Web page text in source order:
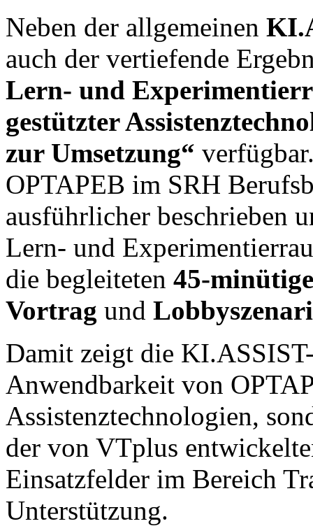
Neben der allgemeinen
auch der vertiefende
Lern- und
gestützter
zur Umsetzung“
OPTAPEB im SRH
ausführlicher beschrieben
Lern- und
die begleiteten 45-
Vortrag und
Damit zeigt die
Anwendbarkeit von
Assistenztechnologien,
der von VTplus
Einsatzfelder im Bereich
Unterstützung.